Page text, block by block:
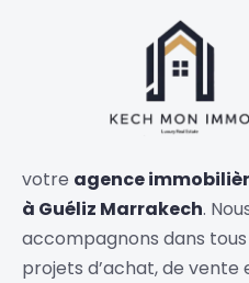
votre agence
à Guéliz Marrakech.
accompagnons dans tous
projets d’achat, de vente